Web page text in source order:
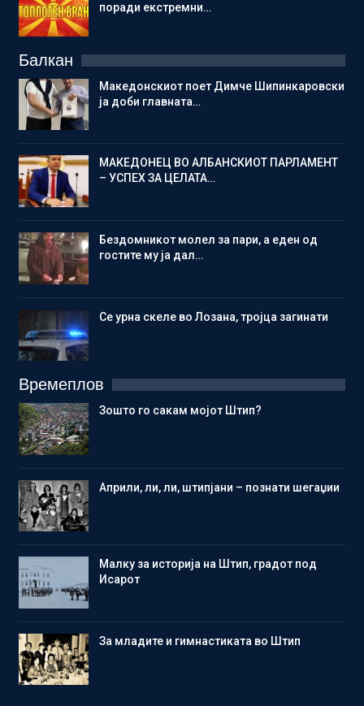
поради екстремни…
Балкан
Македонскиот поет Димче Шипинкаровски
ја доби главната…
МАКЕДОНЕЦ ВО АЛБАНСКИОТ ПАРЛАМЕНТ
– УСПЕХ ЗА ЦЕЛАТА…
Бездомникот молел за пари, а еден од
гостите му ја дал…
Се урна скеле во Лозана, тројца загинати
Времеплов
Зошто го сакам мојот Штип?
Aприли, ли, ли, штипјани – познати шегаџии
Малку за историја на Штип, градот под
Исарот
Зa младите и гимнастиката во Штип